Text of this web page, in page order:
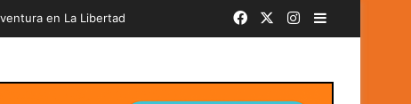
Facebook Instagram